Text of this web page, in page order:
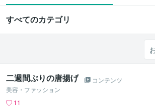
すべてのカテゴリ
二週間ぶりの唐揚げ
コンテンツ
美容・ファッション
11